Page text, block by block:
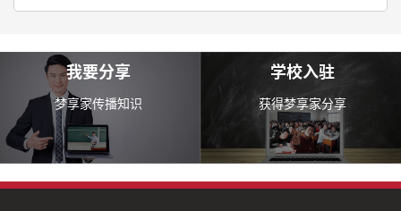
我要分享
梦享家传播知识
学校入驻
获得梦享家分享